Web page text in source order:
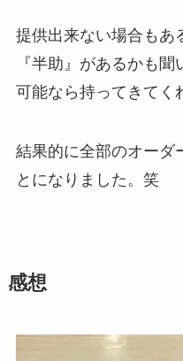
提供出来ない場合もあ
『半助』があるかも
可能なら持ってきてく
結果的に全部のオーダ
とになりました。笑
感想